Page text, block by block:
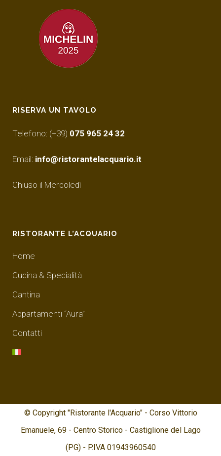
RISERVA UN TAVOLO
Telefono: (+39) 075 965 24 32
Email: info@ristorantelacquario.it
Chiuso il Mercoledì
RISTORANTE L’ACQUARIO
Home
Cucina & Specialità
Cantina
Appartamenti “Aura”
Contatti
© Copyright "Ristorante l'Acquario" - Corso Vittorio
Emanuele, 69 - Centro Storico - Castiglione del Lago
(PG) - P.IVA 01943960540